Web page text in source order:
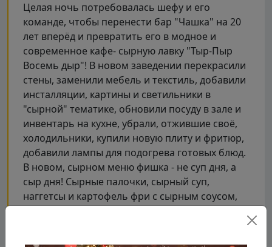
Целая ночь потребовалась шефу и его
команде, чтобы перенести бар "Чашка" на 20
лет вперёд и превратить его в модное и
современное кафе- сырную лавку "Тыр-Пыр
Восемь дыр"! В новом заведении перекрасили
стены, заменили мебель и текстиль, добавили
инсталляции, картины и светильники в
"сырной" тематике, обновили посуду в зале и
инвентарь на кухне, убрали, отжившие своё,
холодильники, купили новую плиту и фритюр,
добавили лампы для подогрева готовых блюд.
В новом, сырном меню фишка - не суп дня, а
сыр дня! Сырные палочки, сырный суп,
наггетсы и картофель фри с сырным соусом,